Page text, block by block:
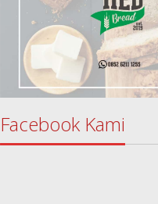
Facebook Kami